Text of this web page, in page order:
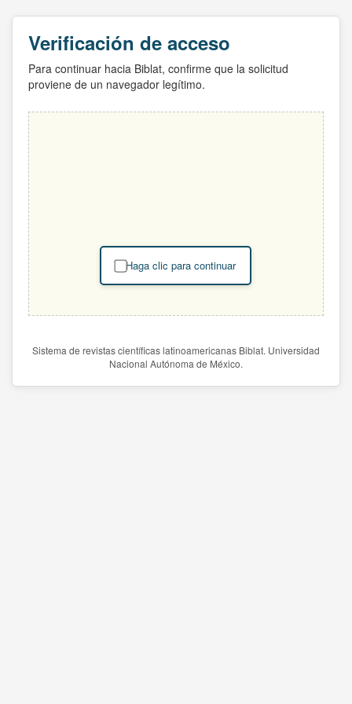
Verificación de acceso
Para continuar hacia Biblat, confirme que la solicitud
proviene de un navegador legítimo.
Haga clic para continuar
Sistema de revistas científicas latinoamericanas Biblat. Universidad
Nacional Autónoma de México.